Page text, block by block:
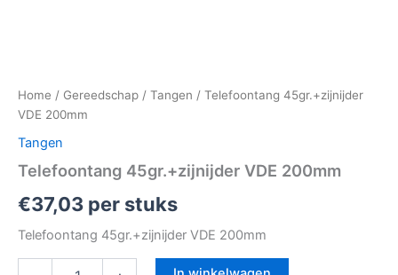
Home / Gereedschap / Tangen / Telefoontang 45gr.+zijnijder
VDE 200mm
Tangen
Telefoontang 45gr.+zijnijder VDE 200mm
€37,03 per stuks
Telefoontang 45gr.+zijnijder VDE 200mm